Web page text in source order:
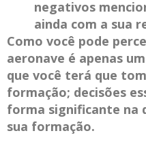
negativos
ainda com a sua
Como você pode
aeronave é apenas
que você terá que
formação; decisões
forma significante na
sua formação.